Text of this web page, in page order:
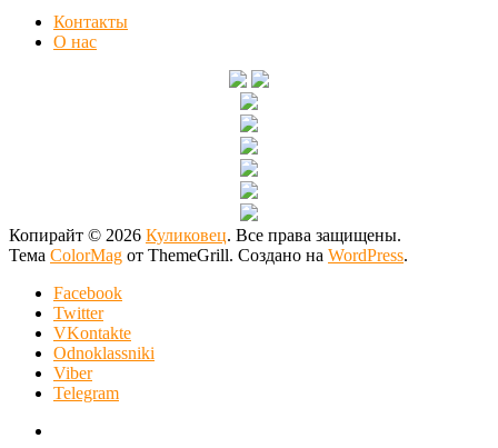
Контакты
О нас
Копирайт © 2026 Куликовец. Все права защищены.
Тема ColorMag от ThemeGrill. Создано на WordPress.
Facebook
Twitter
VKontakte
Odnoklassniki
Viber
Telegram